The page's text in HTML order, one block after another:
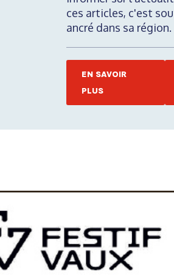
ces articles, c'est
ancré dans sa région.
EN SAVOIR
PLUS